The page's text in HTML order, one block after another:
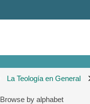
La Teología en General
Browse by alphabet